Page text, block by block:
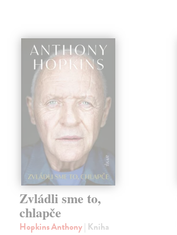
Zvládli sme to,
chlapče
Hopkins Anthony| Kniha